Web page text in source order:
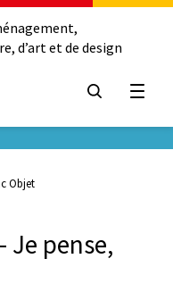
d’art et de design
Objet
Je pense,